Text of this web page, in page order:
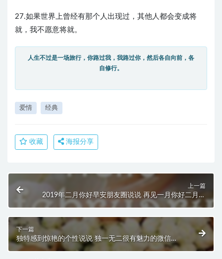
27.如果世界上曾经有那个人出现过，其他人都会变成将
就，我不愿意将就。
人生不过是一场旅行，你路过我，我路过你，然后各自向前，各
自修行。
爱情 经典
收藏 海报分享
上一篇
2019年二月你好早安朋友圈说说 再见一月你好二月唯
美说说配图
下一篇
独特感到惊艳的个性说说 独一无二很有魅力的微信说
说